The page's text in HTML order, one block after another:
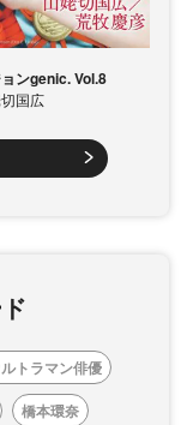
ンgenic. Vol.8
国広
トラマン俳優
橋本環奈